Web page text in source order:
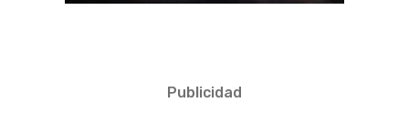
Publicidad